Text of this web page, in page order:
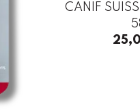
CANIF